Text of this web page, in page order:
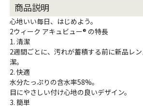
商品説明
心地いい毎日、はじめよう。
2ウィーク アキュビュー® の特長
1. 清潔
2週間ごとに、汚れが蓄積する前に新品レ
潔。
2. 快適
水分たっぷりの含水率58%。
目にやさしい付け心地の良いデザイン。
3. 簡単